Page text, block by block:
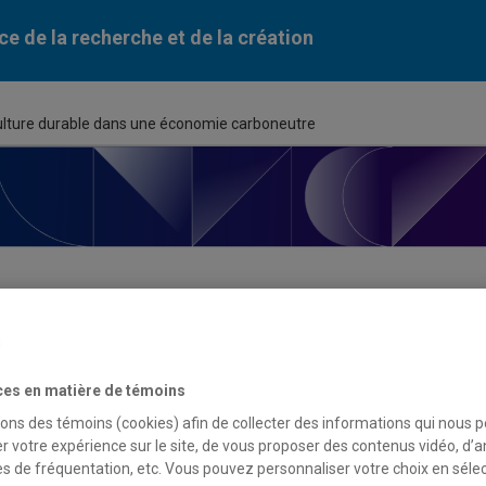
de la recherche et de la création
durable dans une économie carboneutre
de financement
programme
de recherche en sciences humaines sur l’agriculture durable
en matière de témoins
des témoins (cookies) afin de collecter des informations qui nous
votre expérience sur le site, de vous proposer des contenus vidéo,
de fréquentation, etc. Vous pouvez personnaliser votre choix en